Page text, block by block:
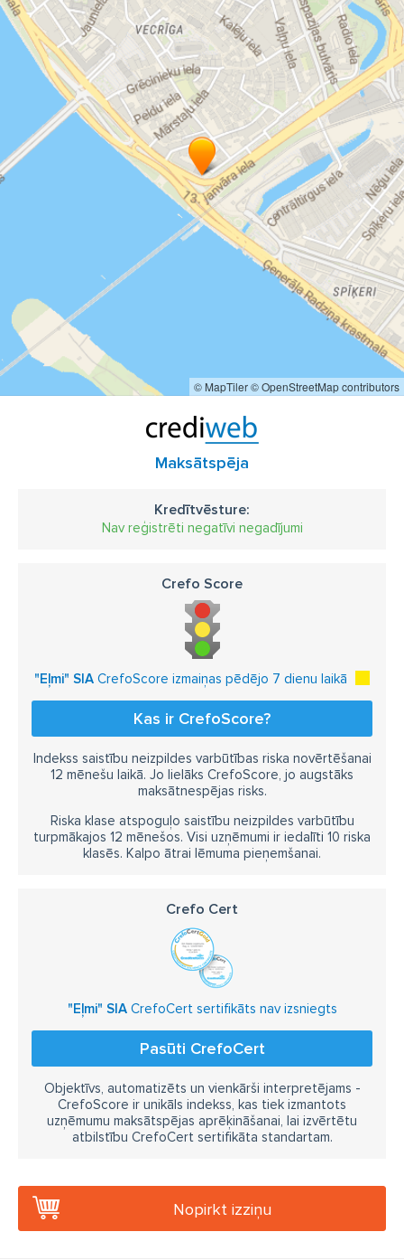
© MapTiler© OpenStreetMap contributors
Maksātspēja
Kredītvēsture:
Nav reģistrēti negatīvi negadījumi
Crefo Score
"Eļmi" SIA CrefoScore izmaiņas pēdējo 7 dienu laikā
Kas ir CrefoScore?
Indekss saistību neizpildes varbūtības riska novērtēšanai
12 mēnešu laikā. Jo lielāks CrefoScore, jo augstāks
maksātnespējas risks.
Riska klase atspoguļo saistību neizpildes varbūtību
turpmākajos 12 mēnešos. Visi uzņēmumi ir iedalīti 10 riska
klasēs. Kalpo ātrai lēmuma pieņemšanai.
Crefo Cert
"Eļmi" SIACrefoCert sertifikāts nav izsniegts
Pasūti CrefoCert
Objektīvs, automatizēts un vienkārši interpretējams -
CrefoScore ir unikāls indekss, kas tiek izmantots
uzņēmumu maksātspējas aprēķināšanai, lai izvērtētu
atbilstību CrefoCert sertifikāta standartam.
Nopirkt izziņu